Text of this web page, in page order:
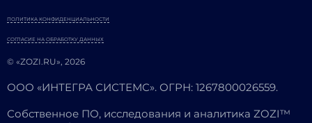
© «ZOZI.RU», 2026
ПОЛИТИКА КОНФИДЕНЦИАЛЬНОСТИ
СОГЛАСИЕ НА ОБРАБОТКУ ДАННЫХ
ООО «ИНТЕГРА СИСТЕМС». ОГРН: 1267800026559.
Собственное ПО, исследования и аналитика ZOZI™